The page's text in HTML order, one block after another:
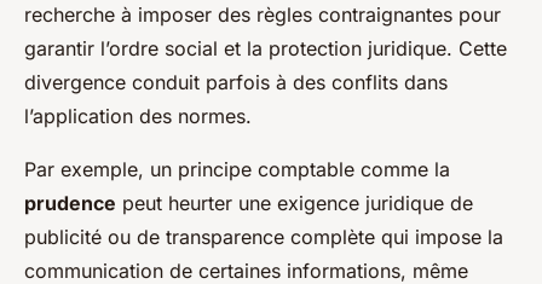
recherche à imposer des règles contraignantes pour
garantir l’ordre social et la protection juridique. Cette
divergence conduit parfois à des conflits dans
l’application des normes.
Par exemple, un principe comptable comme la
prudence peut heurter une exigence juridique de
publicité ou de transparence complète qui impose la
communication de certaines informations, même